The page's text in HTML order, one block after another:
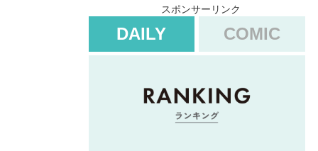
スポンサーリンク
DAILY COMIC